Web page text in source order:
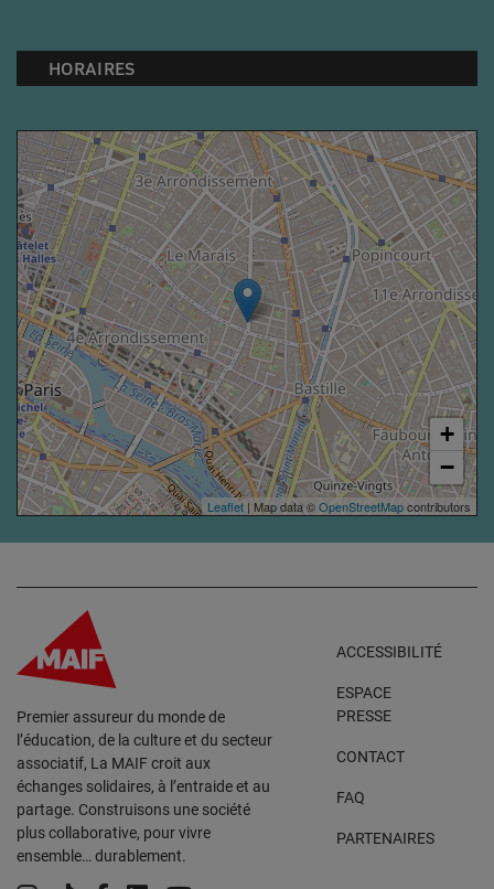
HORAIRES
+
−
Leaflet | Map data ©OpenStreetMapcontributors
Premier assureur du monde de
l’éducation, de la culture et du secteur
associatif, La MAIF croit aux
échanges solidaires, à l’entraide et au
partage. Construisons une société
plus collaborative, pour vivre
ensemble… durablement.
ACCESSIBILITÉ
ESPACE
PRESSE
CONTACT
FAQ
PARTENAIRES